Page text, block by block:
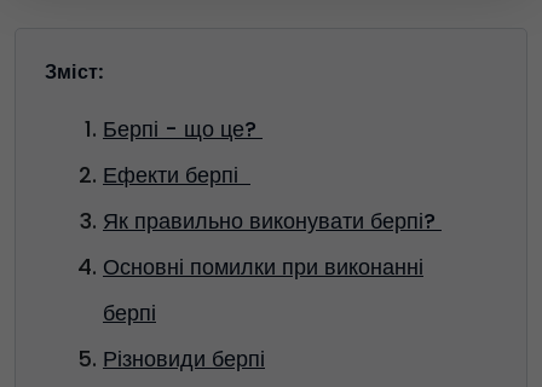
Зміст:
Берпі - що це?
Ефекти берпі
Як правильно виконувати берпі?
Основні помилки при виконанні
берпі
Різновиди берпі